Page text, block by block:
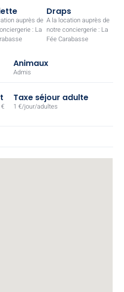
auprès de
: La
Draps
A la location auprès de
notre conciergerie : La
Fée Carabasse
Animaux
Admis
Taxe séjour adulte
1 €/jour/adultes